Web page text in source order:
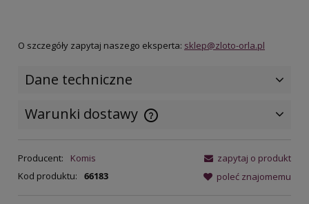
O szczegóły zapytaj naszego eksperta: sklep@zloto-orla.pl
Dane techniczne
Warunki dostawy
Producent:
Komis
Kod produktu:
66183
zapytaj o produkt
poleć znajomemu